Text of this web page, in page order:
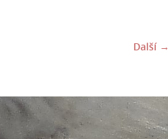
Další →